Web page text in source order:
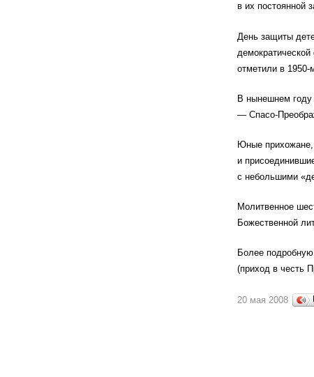
в их постоянной
День защиты
отметили в 1950-
В нынешнем году
— Спасо-
Юные прихожане,
и
с небольшими
Молитвенное
Божественной
Более
(приход в честь
20 мая 2008